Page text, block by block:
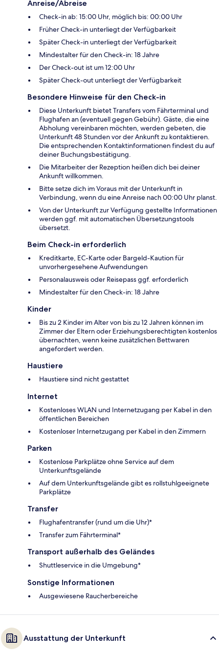
Anreise/Abreise
Check-in ab: 15:00 Uhr, möglich bis: 00:00 Uhr
Früher Check-in unterliegt der Verfügbarkeit
Später Check-in unterliegt der Verfügbarkeit
Mindestalter für den Check-in: 18 Jahre
Der Check-out ist um 12:00 Uhr
Später Check-out unterliegt der Verfügbarkeit
Besondere Hinweise für den Check-in
Diese Unterkunft bietet Transfers vom Fährterminal und
Flughafen an (eventuell gegen Gebühr). Gäste, die eine
Abholung vereinbaren möchten, werden gebeten, die
Unterkunft 48 Stunden vor der Ankunft zu kontaktieren.
Die entsprechenden Kontaktinformationen findest du auf
deiner Buchungsbestätigung.
Die Mitarbeiter der Rezeption heißen dich bei deiner
Ankunft willkommen.
Bitte setze dich im Voraus mit der Unterkunft in
Verbindung, wenn du eine Anreise nach 00:00 Uhr planst.
Von der Unterkunft zur Verfügung gestellte Informationen
werden ggf. mit automatischen Übersetzungstools
übersetzt.
Beim Check-in erforderlich
Kreditkarte, EC-Karte oder Bargeld-Kaution für
unvorhergesehene Aufwendungen
Personalausweis oder Reisepass ggf. erforderlich
Mindestalter für den Check-in: 18 Jahre
Kinder
Bis zu 2 Kinder im Alter von bis zu 12 Jahren können im
Zimmer der Eltern oder Erziehungsberechtigten kostenlos
übernachten, wenn keine zusätzlichen Bettwaren
angefordert werden.
Haustiere
Haustiere sind nicht gestattet
Internet
Kostenloses WLAN und Internetzugang per Kabel in den
öffentlichen Bereichen
Kostenloser Internetzugang per Kabel in den Zimmern
Parken
Kostenlose Parkplätze ohne Service auf dem
Unterkunftsgelände
Auf dem Unterkunftsgelände gibt es rollstuhlgeeignete
Parkplätze
Transfer
Flughafentransfer (rund um die Uhr)*
Transfer zum Fährterminal*
Transport außerhalb des Geländes
Shuttleservice in die Umgebung*
Sonstige Informationen
Ausgewiesene Raucherbereiche
Ausstattung der Unterkunft